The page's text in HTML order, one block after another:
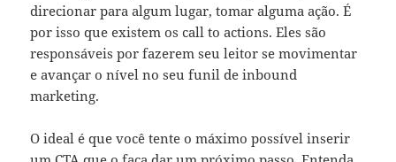
direcionar para algum lugar, tomar alguma ação. É
por isso que existem os call to actions. Eles são
responsáveis por fazerem seu leitor se movimentar
e avançar o nível no seu funil de inbound
marketing.
O ideal é que você tente o máximo possível inserir